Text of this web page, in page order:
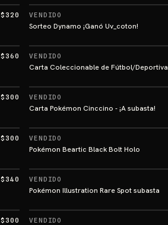
$320 VENDIDO
Sorteo Dynamo ¡Ganó Uv_coton!
$360 VENDIDO
Carta Coleccionable de Fútbol/Deportiva
$300 VENDIDO
Carta Pokémon Cinccino - ¡A subasta!
$300 VENDIDO
Pokémon Beartic Black Bolt Holo
$340 VENDIDO
Pokémon Illustration Rare Spot subasta
$300 VENDIDO